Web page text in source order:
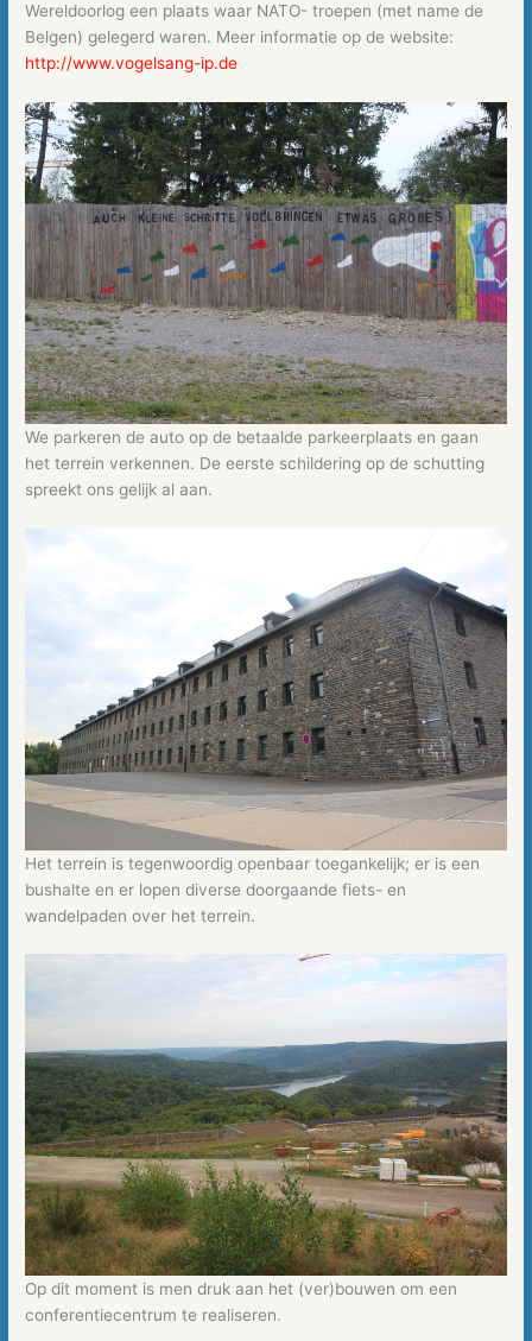
Wereldoorlog een plaats waar NATO- troepen (met name de
Belgen) gelegerd waren. Meer informatie op de website:
http://www.vogelsang-ip.de
We parkeren de auto op de betaalde parkeerplaats en gaan
het terrein verkennen. De eerste schildering op de schutting
spreekt ons gelijk al aan.
Het terrein is tegenwoordig openbaar toegankelijk; er is een
bushalte en er lopen diverse doorgaande fiets- en
wandelpaden over het terrein.
Op dit moment is men druk aan het (ver)bouwen om een
conferentiecentrum te realiseren.